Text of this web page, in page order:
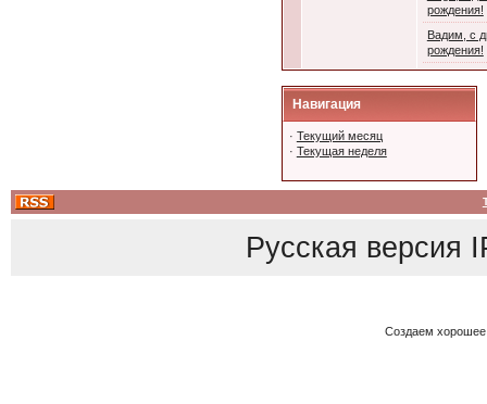
рождения!
Вадим, с
рождения!
Навигация
· Текущий месяц
· Текущая неделя
Русская версия
Создаем